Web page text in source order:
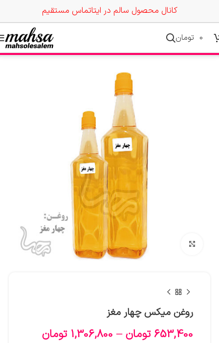
کانال محصول سالم در ایتاتماس مستقیم
0 تومان
بزرگنمایی تصویر
روغن میکس چهار مغز
653,400 تومان –
1,306,800 تومان